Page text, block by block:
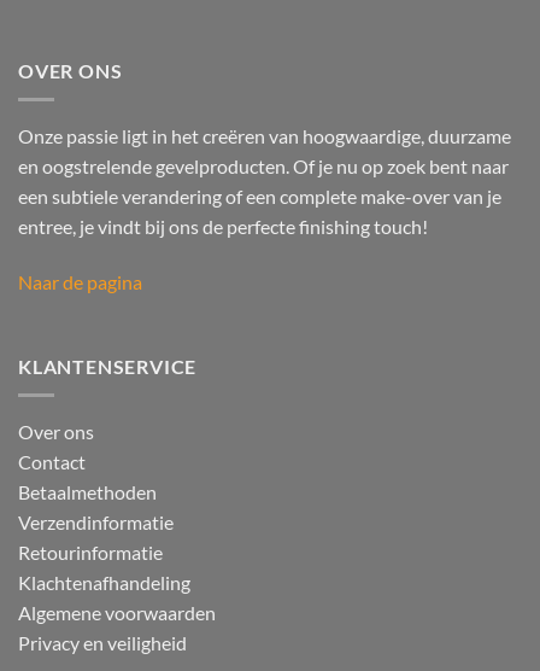
OVER ONS
Onze passie ligt in het creëren van hoogwaardige, duurzame
en oogstrelende gevelproducten. Of je nu op zoek bent naar
een subtiele verandering of een complete make-over van je
entree, je vindt bij ons de perfecte finishing touch!
Naar de pagina
KLANTENSERVICE
Over ons
Contact
Betaalmethoden
Verzendinformatie
Retourinformatie
Klachtenafhandeling
Algemene voorwaarden
Privacy en veiligheid